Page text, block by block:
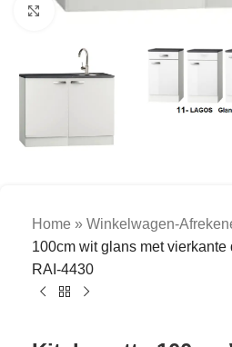
Click to enlarge
Home » Winkelwagen-
100cm wit glans met
RAI-4430